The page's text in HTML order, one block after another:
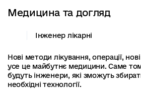
Медицина та догляд
Інженер лікарні
Нові методи лікування, операції,
усе це майбутнє медицини. Саме
будуть інженери, які зможуть
необхідні технології.